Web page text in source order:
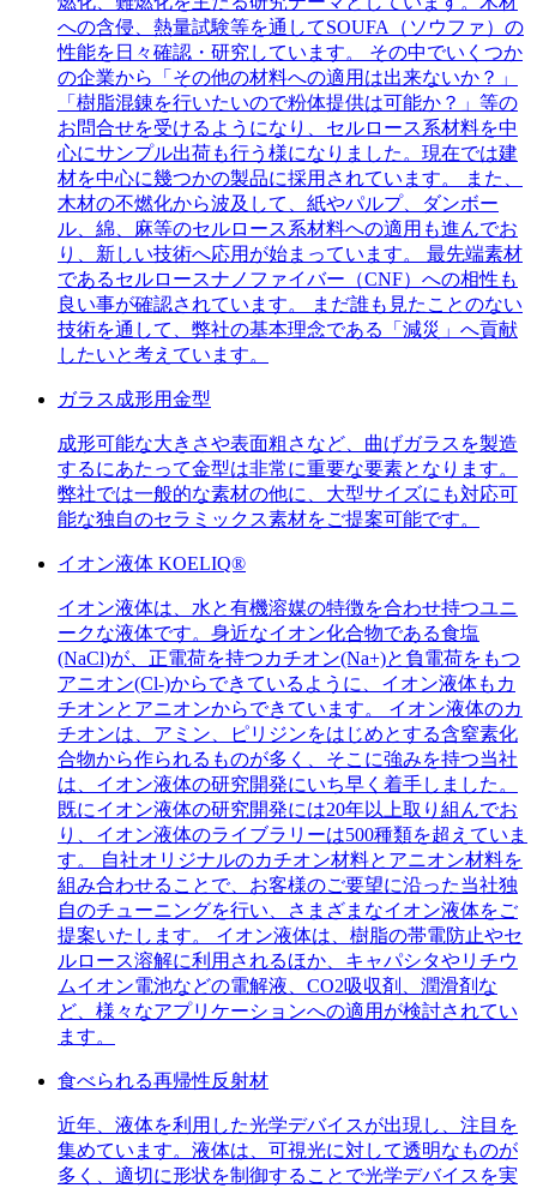
への含侵、熱量試験等を通してSOUFA（ソウファ）の
性能を日々確認・研究しています。 その中でいくつか
の企業から「その他の材料への適用は出来ないか？」
「樹脂混錬を行いたいので粉体提供は可能か？」等の
お問合せを受けるようになり、セルロース系材料を中
心にサンプル出荷も行う様になりました。現在では建
材を中心に幾つかの製品に採用されています。 また、
木材の不燃化から波及して、紙やパルプ、ダンボー
ル、綿、麻等のセルロース系材料への適用も進んでお
り、新しい技術へ応用が始まっています。 最先端素材
であるセルロースナノファイバー（CNF）への相性も
良い事が確認されています。 まだ誰も見たことのない
技術を通して、弊社の基本理念である「減災」へ貢献
したいと考えています。
ガラス成形用金型
成形可能な大きさや表面粗さなど、曲げガラスを製造
するにあたって金型は非常に重要な要素となります。
弊社では一般的な素材の他に、大型サイズにも対応可
能な独自のセラミックス素材をご提案可能です。
イオン液体 KOELIQ®
イオン液体は、水と有機溶媒の特徴を合わせ持つユニ
ークな液体です。身近なイオン化合物である食塩
(NaCl)が、正電荷を持つカチオン(Na+)と負電荷をもつ
アニオン(Cl-)からできているように、イオン液体もカ
チオンとアニオンからできています。 イオン液体のカ
チオンは、アミン、ピリジンをはじめとする含窒素化
合物から作られるものが多く、そこに強みを持つ当社
は、イオン液体の研究開発にいち早く着手しました。
既にイオン液体の研究開発には20年以上取り組んでお
り、イオン液体のライブラリーは500種類を超えていま
す。 自社オリジナルのカチオン材料とアニオン材料を
組み合わせることで、お客様のご要望に沿った当社独
自のチューニングを行い、さまざまなイオン液体をご
提案いたします。 イオン液体は、樹脂の帯電防止やセ
ルロース溶解に利用されるほか、キャパシタやリチウ
ムイオン電池などの電解液、CO2吸収剤、潤滑剤な
ど、様々なアプリケーションへの適用が検討されてい
ます。
食べられる再帰性反射材
近年、液体を利用した光学デバイスが出現し、注目を
集めています。液体は、可視光に対して透明なものが
多く、適切に形状を制御することで光学デバイスを実